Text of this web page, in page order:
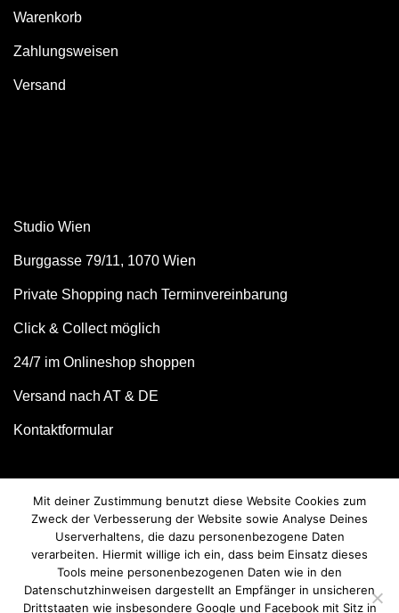
Warenkorb
Zahlungsweisen
Versand
Studio Wien
Burggasse 79/11, 1070 Wien
Private Shopping nach Terminvereinbarung
Click & Collect möglich
24/7 im Onlineshop shoppen
Versand nach AT & DE
Kontaktformular
Mit deiner Zustimmung benutzt diese Website Cookies zum
Zweck der Verbesserung der Website sowie Analyse Deines
Userverhaltens, die dazu personenbezogene Daten
verarbeiten. Hiermit willige ich ein, dass beim Einsatz dieses
Tools meine personenbezogenen Daten wie in den
Datenschutzhinweisen dargestellt an Empfänger in unsicheren
Drittstaaten wie insbesondere Google und Facebook mit Sitz in